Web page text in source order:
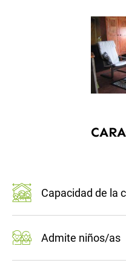
Capacidad de la
Admite niños/as